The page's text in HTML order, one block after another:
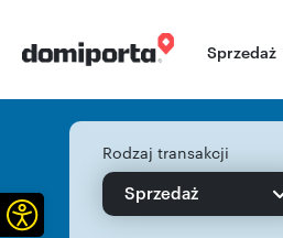
Sprzedaż
Rodzaj transakcji
Sprzedaż
Otwórz pasek narzędzi